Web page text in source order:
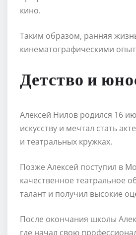
кино.
Таким образом, ранняя
кинематографическими
Детство и
Алексей Нилов родился 16
искусству и мечтал стать
и театральных кружках.
Позже Алексей поступил в
качественное театральное
талант и получил высокие
После окончания школы
где начал свою